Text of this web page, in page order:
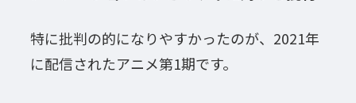
特に批判の的になりやすかったのが、2021年
に配信されたアニメ第1期です。